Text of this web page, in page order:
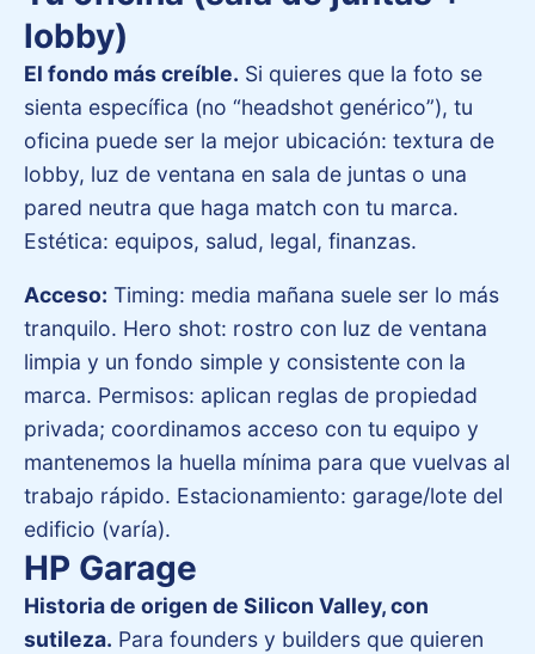
lobby)
El fondo más creíble. Si quieres que la foto se
sienta específica (no “headshot genérico”), tu
oficina puede ser la mejor ubicación: textura de
lobby, luz de ventana en sala de juntas o una
pared neutra que haga match con tu marca.
Estética: equipos, salud, legal, finanzas.
Acceso: Timing: media mañana suele ser lo más
tranquilo. Hero shot: rostro con luz de ventana
limpia y un fondo simple y consistente con la
marca. Permisos: aplican reglas de propiedad
privada; coordinamos acceso con tu equipo y
mantenemos la huella mínima para que vuelvas al
trabajo rápido. Estacionamiento: garage/lote del
edificio (varía).
HP Garage
Historia de origen de Silicon Valley, con
sutileza. Para founders y builders que quieren